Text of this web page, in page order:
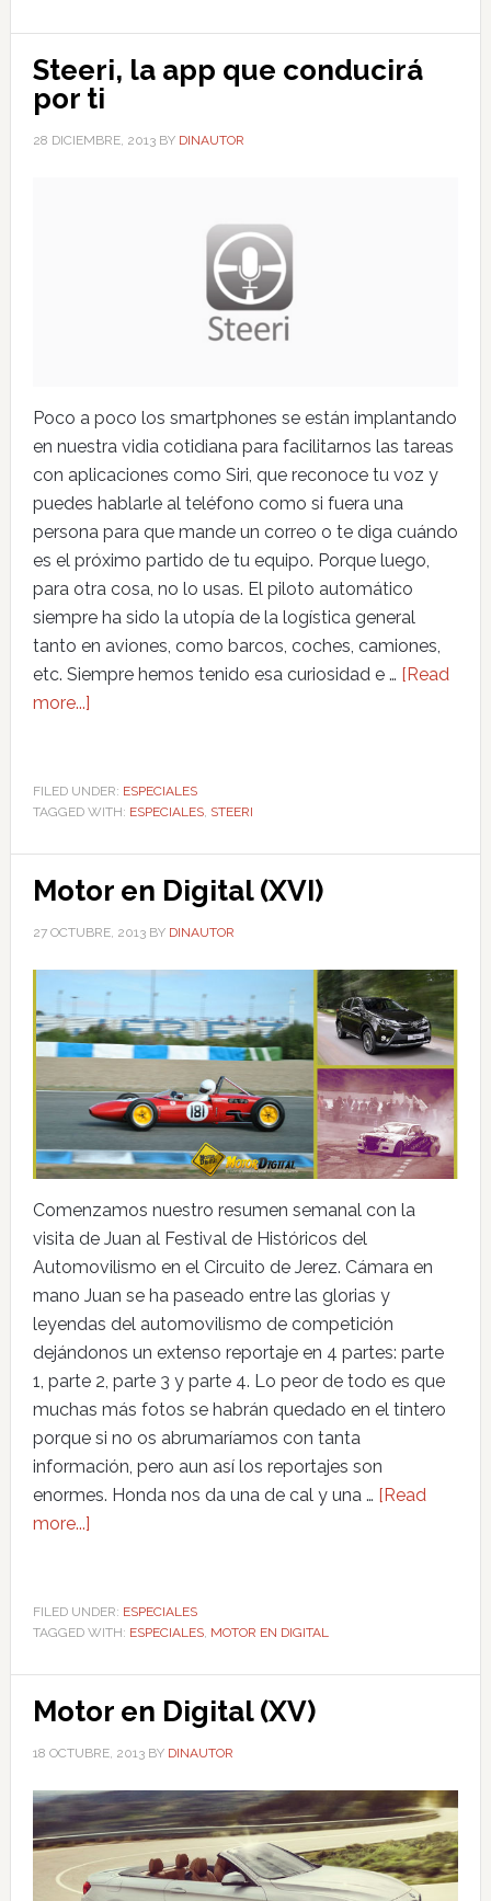
Steeri, la app que conducirá
por ti
28 DICIEMBRE, 2013BY DINAUTOR
Poco a poco los smartphones se están implantando
en nuestra vidia cotidiana para facilitarnos las tareas
con aplicaciones como Siri, que reconoce tu voz y
puedes hablarle al teléfono como si fuera una
persona para que mande un correo o te diga cuándo
es el próximo partido de tu equipo. Porque luego,
para otra cosa, no lo usas. El piloto automático
siempre ha sido la utopía de la logística general
tanto en aviones, como barcos, coches, camiones,
etc. Siempre hemos tenido esa curiosidad e … [Read
more...]
FILED UNDER: ESPECIALES
TAGGED WITH: ESPECIALES, STEERI
Motor en Digital (XVI)
27 OCTUBRE, 2013BY DINAUTOR
Comenzamos nuestro resumen semanal con la
visita de Juan al Festival de Históricos del
Automovilismo en el Circuito de Jerez. Cámara en
mano Juan se ha paseado entre las glorias y
leyendas del automovilismo de competición
dejándonos un extenso reportaje en 4 partes: parte
1, parte 2, parte 3 y parte 4. Lo peor de todo es que
muchas más fotos se habrán quedado en el tintero
porque si no os abrumaríamos con tanta
información, pero aun así los reportajes son
enormes. Honda nos da una de cal y una … [Read
more...]
FILED UNDER: ESPECIALES
TAGGED WITH: ESPECIALES, MOTOR EN DIGITAL
Motor en Digital (XV)
18 OCTUBRE, 2013BY DINAUTOR